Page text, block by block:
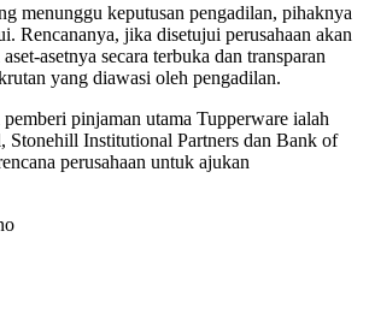
menunggu keputusan pengadilan, pihaknya
Rencananya, jika disetujui perusahaan akan
asetnya secara terbuka dan transparan
yang diawasi oleh pengadilan.
pinjaman utama Tupperware ialah
Stonehill Institutional Partners dan Bank of
perusahaan untuk ajukan